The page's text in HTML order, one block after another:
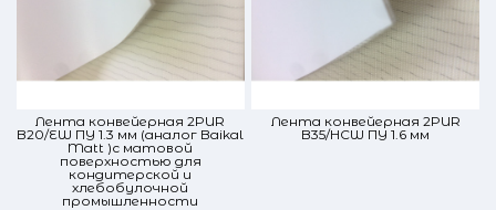
Лента конвейерная 2PUR
B20/EW ПУ 1.3 мм (аналог Baikal
Matt )с матовой
поверхностью для
кондитерской и
хлебобулочной
промышленности
Лента конвейерная 2PUR
B35/HCW ПУ 1.6 мм